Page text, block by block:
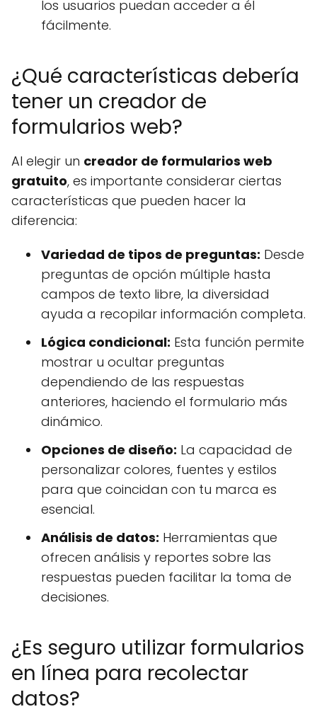
los usuarios puedan acceder a él
fácilmente.
¿Qué características debería
tener un creador de
formularios web?
Al elegir un creador de formularios web
gratuito, es importante considerar ciertas
características que pueden hacer la
diferencia:
Variedad de tipos de preguntas: Desde
preguntas de opción múltiple hasta
campos de texto libre, la diversidad
ayuda a recopilar información completa.
Lógica condicional: Esta función permite
mostrar u ocultar preguntas
dependiendo de las respuestas
anteriores, haciendo el formulario más
dinámico.
Opciones de diseño: La capacidad de
personalizar colores, fuentes y estilos
para que coincidan con tu marca es
esencial.
Análisis de datos: Herramientas que
ofrecen análisis y reportes sobre las
respuestas pueden facilitar la toma de
decisiones.
¿Es seguro utilizar formularios
en línea para recolectar
datos?